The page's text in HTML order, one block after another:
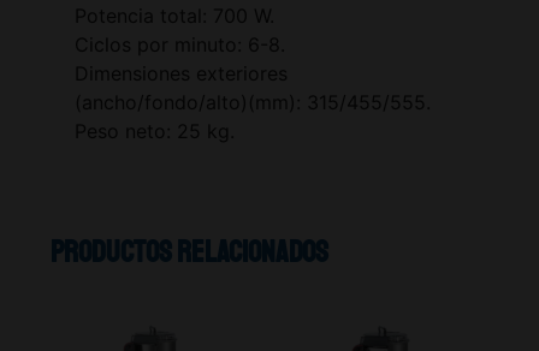
Potencia total: 700 W.
Ciclos por minuto: 6-8.
Dimensiones exteriores
(ancho/fondo/alto)(mm): 315/455/555.
Peso neto: 25 kg.
Productos relacionados